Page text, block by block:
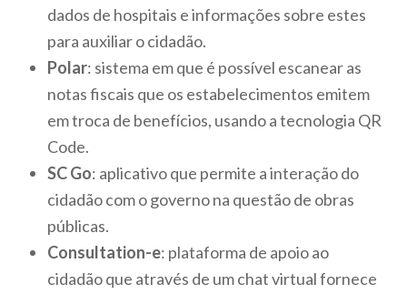
dados de hospitais e informações sobre estes
para auxiliar o cidadão.
Polar: sistema em que é possível escanear as
notas fiscais que os estabelecimentos emitem
em troca de benefícios, usando a tecnologia QR
Code.
SC Go: aplicativo que permite a interação do
cidadão com o governo na questão de obras
públicas.
Consultation-e: plataforma de apoio ao
cidadão que através de um chat virtual fornece